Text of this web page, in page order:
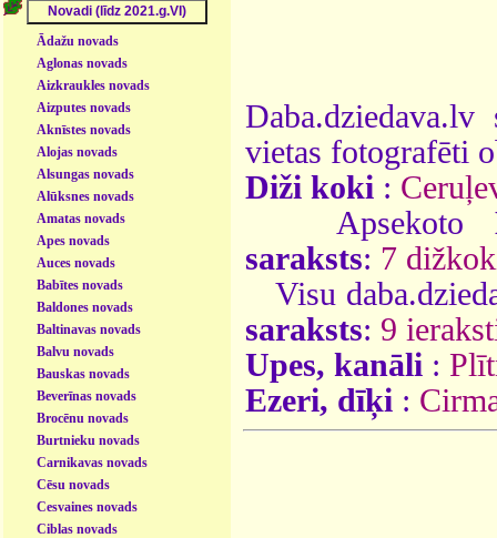
Ādažu novads
Aglonas novads
Aizkraukles novads
Aizputes novads
Aknīstes novads
Alojas novads
Alsungas novads
Alūksnes novads
Amatas novads
Apes novads
Auces novads
Babītes novads
Baldones novads
Baltinavas novads
Balvu novads
Bauskas novads
Beverīnas novads
Brocēnu novads
Burtnieku novads
Carnikavas novads
Cēsu novads
Cesvaines novads
Ciblas novads
vietas fotografēti
Diži koki :
Apsekoto
saraksts: 7
Visu
saraksts: 9
Upes, kanāli :
Ezeri, dīķi :